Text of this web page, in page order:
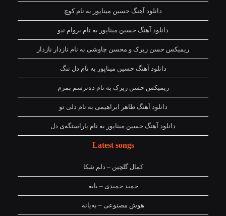
دانلود آهنگ حسین میناپور به نام کوچ
دانلود آهنگ حسین میناپور به نام بروام نبو
ریمیکس حسن زیرک و محسن چاوشی به نام نازدار نازدار
دانلود آهنگ حسین میناپور به نام دل تنگ
ریمیکس حسن زیرک به نام دەترسم بمرم
دانلود آهنگ طاهر ابراهیمی به نام دلی تو
دانلود آهنگ حسین میناپور به نام پاراستگەی دل
Latest songs
کمال گلچین – دلم شکا
حمید حمیدی – بابه
هوش مصنوعی – بەیانە